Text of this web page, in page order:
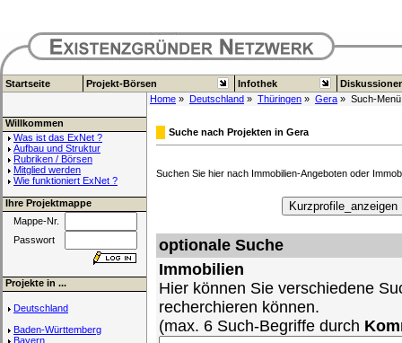
Startseite Projekt-Börsen Infothek
Home » Deutschland » Thüringen » Gera » Such-Menü
Willkommen
Was ist das ExNet ?
Aufbau und Struktur
Rubriken / Börsen
Mitglied werden
Wie funktioniert ExNet ?
Ihre Projektmappe
Mappe-Nr.
Passwort
Projekte in ...
Deutschland
Baden-Württemberg
Bayern
Suche nach Projekten in Gera
Suchen Sie hier nach Immobilien-Angeboten oder
optionale Suche
Immobilien
Hier können Sie verschiedene
recherchieren können.
(max. 6 Such-Begriffe durch